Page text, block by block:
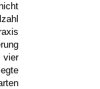
vier